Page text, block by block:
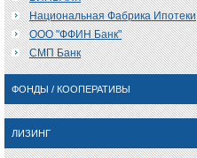
Национальная Фабрика Ипотеки
ООО "ФФИН Банк"
СМП Банк
ФОНДЫ / КООПЕРАТИВЫ
ЛИЗИНГ